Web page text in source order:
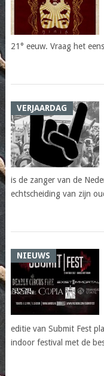
21° eeuw. Vraag het
VERJAARDAG
is de zanger van de
echtscheiding van zijn
NIEUWS
editie van Submit Fest
indoor festival met de